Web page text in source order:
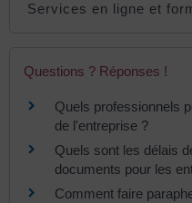
Services en ligne et
Questions ? Réponses !
Quels professionnels
de l'entreprise ?
Quels sont les délais
documents pour les
Comment faire